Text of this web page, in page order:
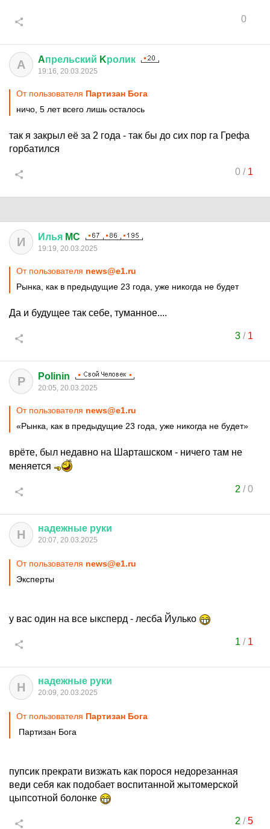
0
A Aпрельский Kролик
19:16, 20.03.2025
От пользователя Партизан Бога
ничо, 5 лет всего лишь осталось
так я закрыл её за 2 года - так бы до сих пор га Грефа
горбатился
0/ 1
И Илья MC
19:19, 20.03.2025
От пользователя news@e1.ru
Рынка, как в предыдущие 23 года, уже никогда не будет
Да и будущее так себе, туманное....
3/ 1
P Polinin
20:05, 20.03.2025
От пользователя news@e1.ru
«Рынка, как в предыдущие 23 года, уже никогда не будет»
врёте, был недавно на Шарташском - ничего там не
меняется
2 /0
Н надежные руки
20:07, 20.03.2025
От пользователя news@e1.ru
Эксперты
у вас один на все ыксперд - лесба Йулько
1 / 1
Н надежные руки
20:09, 20.03.2025
От пользователя Партизан Бога
Партизан Бога
пупсик прекрати визжать как порося недорезанная
веди себя как подобает воспитанной жытомерской
цыпсотной болонке
2 /5